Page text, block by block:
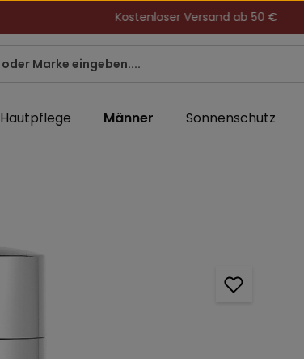
Kostenloser Versand ab 50 €
Hautpflege Männer Sonnenschutz